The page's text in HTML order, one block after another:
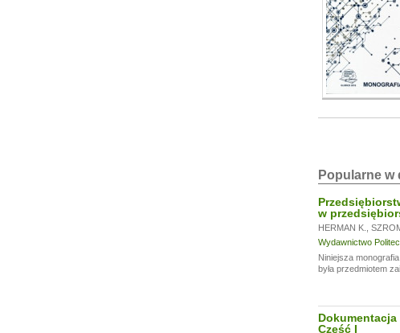
Popularne w
w
HERMAN K.
Wydawnictwo
Niniejsza
była przedmiotem
Część I